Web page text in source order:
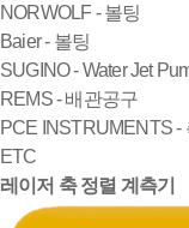
NORWOLF - 볼팅
Baier - 볼팅
SUGINO - Water Jet
REMS - 배관공구
PCE INSTRUMENTS -
ETC
레이저 축 정렬 계측기